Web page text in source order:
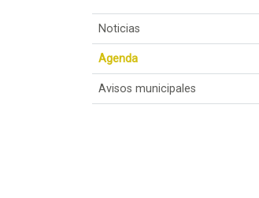
Noticias
Agenda
Avisos municipales